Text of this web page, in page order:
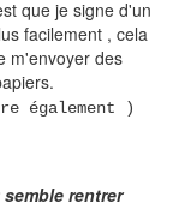
que je signe d'un
facilement , cela
m'envoyer des
également )
rentrer